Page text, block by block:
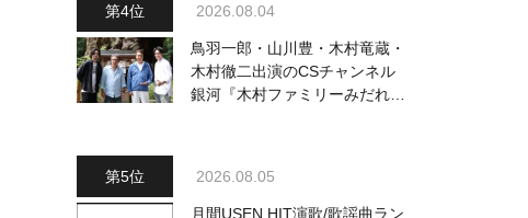
2026.08.04
鳥羽一郎・山川豊・木村竜蔵・
木村徹二出演のCSチャンネル
銀河『木村ファミリーみだれ旅
2026.08.05
月間USEN HIT演歌/歌謡曲ラン